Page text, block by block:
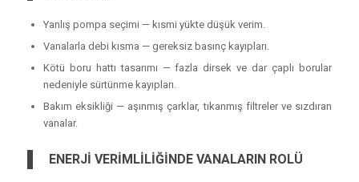
Yanlış pompa seçimi — kısmi yükte düşük verim.
Vanalarla debi kısma — gereksiz basınç kayıpları.
Kötü boru hattı tasarımı — fazla dirsek ve dar çaplı borular
nedeniyle sürtünme kayıpları.
Bakım eksikliği — aşınmış çarklar, tıkanmış filtreler ve sızdıran
vanalar.
ENERJİ VERİMLİLİĞİNDE VANALARIN ROLÜ